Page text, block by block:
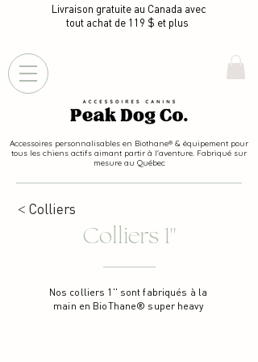
Livraison gratuite au Canada avec
tout achat de 119 $ et plus
Accessoires personnalisables en Biothane® & équipement pour
tous les chiens actifs aimant partir à l'aventure. Fabriqué sur
mesure au Québec
˂ Colliers
Colliers 1''
Nos colliers 1'' sont fabriqués à la
main en BioThane® super heavy